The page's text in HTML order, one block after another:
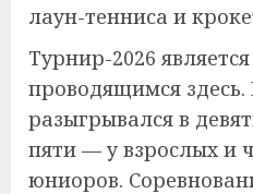
лаун-тенниса и
Турнир-2026
проводящимся здесь.
разыгрывался в
пяти — у взрослых и
юниоров.